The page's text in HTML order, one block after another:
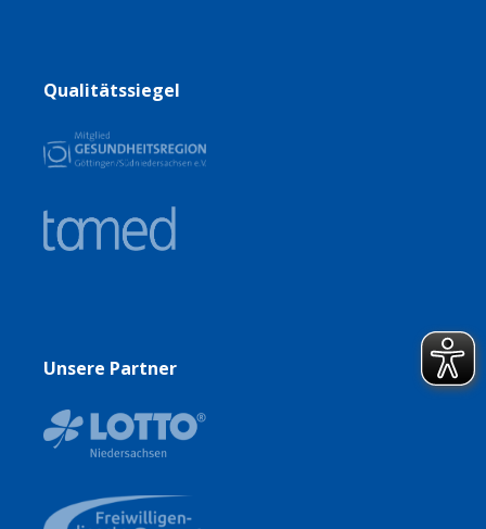
Qualitätssiegel
Unsere Partner